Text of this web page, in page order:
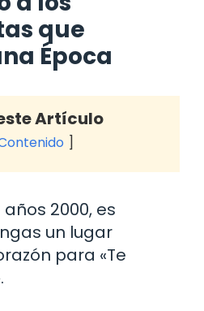
que
Época
Artículo
2000, es
un lugar
para «Te